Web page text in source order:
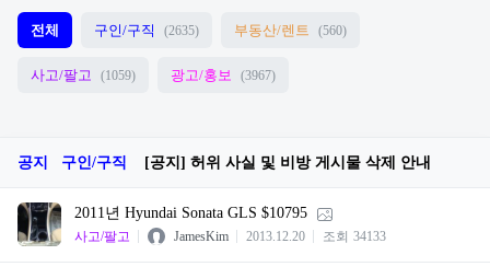
전체 구인/구직 (2635) 부동산/렌트 (560)
사고/팔고 (1059) 광고/홍보 (3967)
공지 구인/구직 [공지] 허위 사실 및 비방 게시물 삭제 안내
2011년 Hyundai Sonata GLS $10795
사고/팔고 JamesKim 2013.12.20 조회 34133